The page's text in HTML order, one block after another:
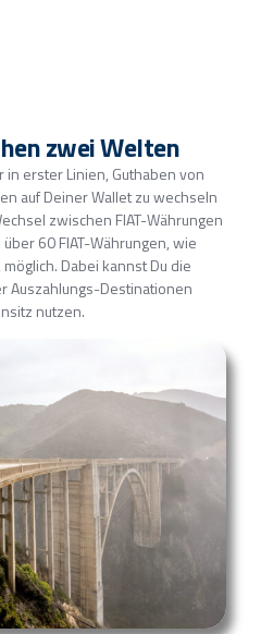
zwei Welten
in erster Linien, Guthaben von
auf Deiner Wallet zu wechseln
zwischen FIAT-Währungen
60 FIAT-Währungen, wie
möglich. Dabei kannst Du die
Auszahlungs-Destinationen
nutzen.